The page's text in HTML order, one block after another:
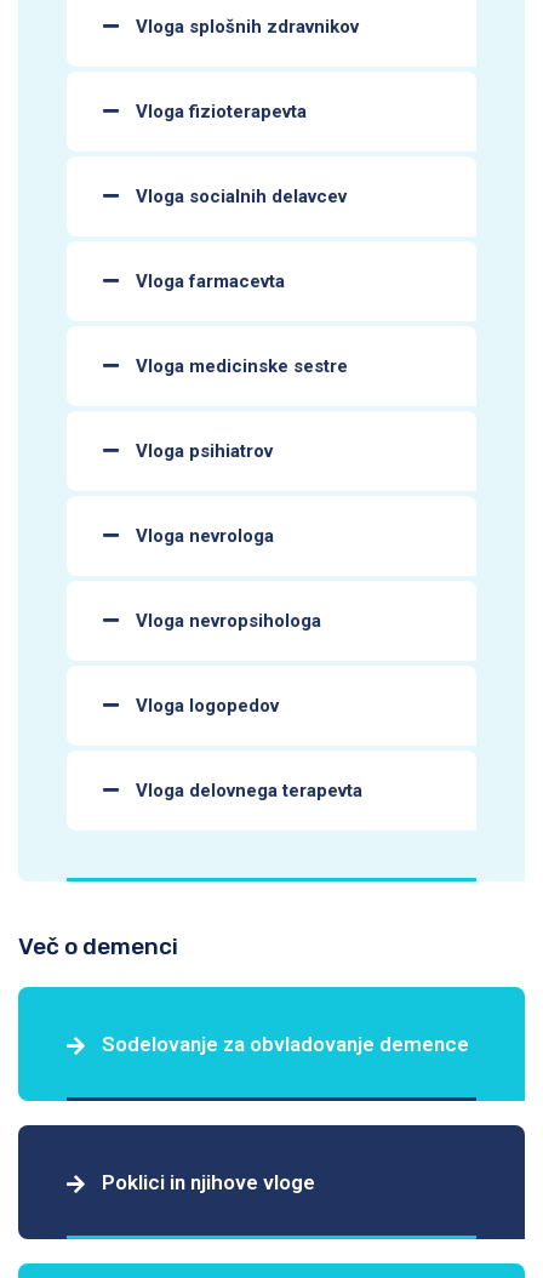
Vloga splošnih zdravnikov
Vloga fizioterapevta
Vloga socialnih delavcev
Vloga farmacevta
Vloga medicinske sestre
Vloga psihiatrov
Vloga nevrologa
Vloga nevropsihologa
Vloga logopedov
Vloga delovnega terapevta
Več o demenci
Sodelovanje za obvladovanje demence
Poklici in njihove vloge